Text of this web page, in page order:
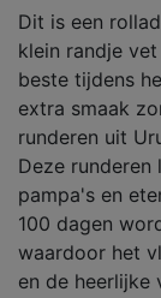
Dit is een
klein randje
beste tijdens
extra smaak
runderen uit
Deze runderen
pampa's en
100 dagen
waardoor het
en de heerlijke